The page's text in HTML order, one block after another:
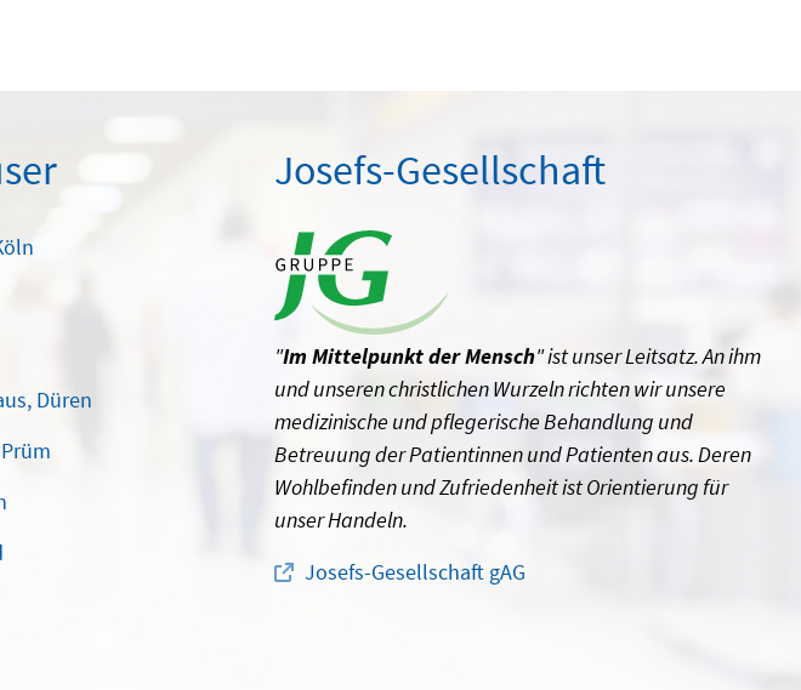
Düren
Josefs-Gesellschaft
"Im Mittelpunkt der Mensch" ist unser Leitsatz. An ihm
und unseren christlichen Wurzeln richten wir unsere
medizinische und pflegerische Behandlung und
Betreuung der Patientinnen und Patienten aus. Deren
Wohlbefinden und Zufriedenheit ist Orientierung für
unser Handeln.
Josefs-Gesellschaft gAG